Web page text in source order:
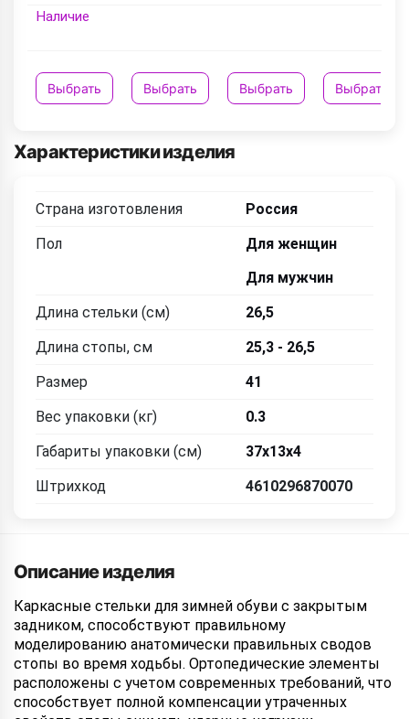
Наличие
Выбрать Выбрать Выбрать Выбрать
Характеристики изделия
Страна изготовления
Россия
Пол
Для женщин
Для мужчин
Длина стельки (см)
26,5
Длина стопы, см
25,3 - 26,5
Размер
41
Вес упаковки (кг)
0.3
Габариты упаковки (см)
37х13х4
Штрихкод
4610296870070
Описание изделия
Каркасные стельки для зимней обуви с закрытым
задником, способствуют правильному
моделированию анатомически правильных сводов
стопы во время ходьбы. Ортопедические элементы
расположены с учетом современных требований, что
способствует полной компенсации утраченных